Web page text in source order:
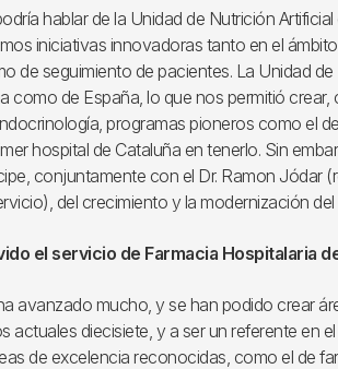
hablar de la Unidad de Nutrición
iniciativas innovadoras tanto en el
de seguimiento de pacientes. La Unidad
como de España, lo que nos permitió
programas pioneros como el
hospital de Cataluña en tenerlo. Sin
conjuntamente con el Dr. Ramon Jódar
del crecimiento y la modernización
el servicio de Farmacia Hospitalaria
avanzado mucho, y se han podido crear
actuales diecisiete, y a ser un referente en
de excelencia reconocidas, como el de